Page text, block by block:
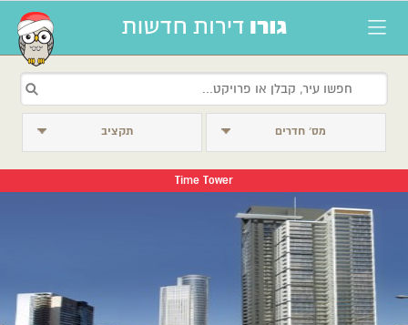
מס׳ חדרים תקציב
Time Tower